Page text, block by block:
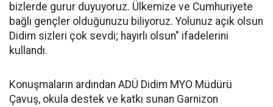
bizlerde gurur duyuyoruz. Ülkemize ve Cumhuriyete
bağlı gençler olduğunuzu biliyoruz. Yolunuz açık olsun
Didim sizleri çok sevdi; hayırlı olsun" ifadelerini
kullandı.
Konuşmaların ardından ADÜ Didim MYO Müdürü
Çavuş, okula destek ve katkı sunan Garnizon